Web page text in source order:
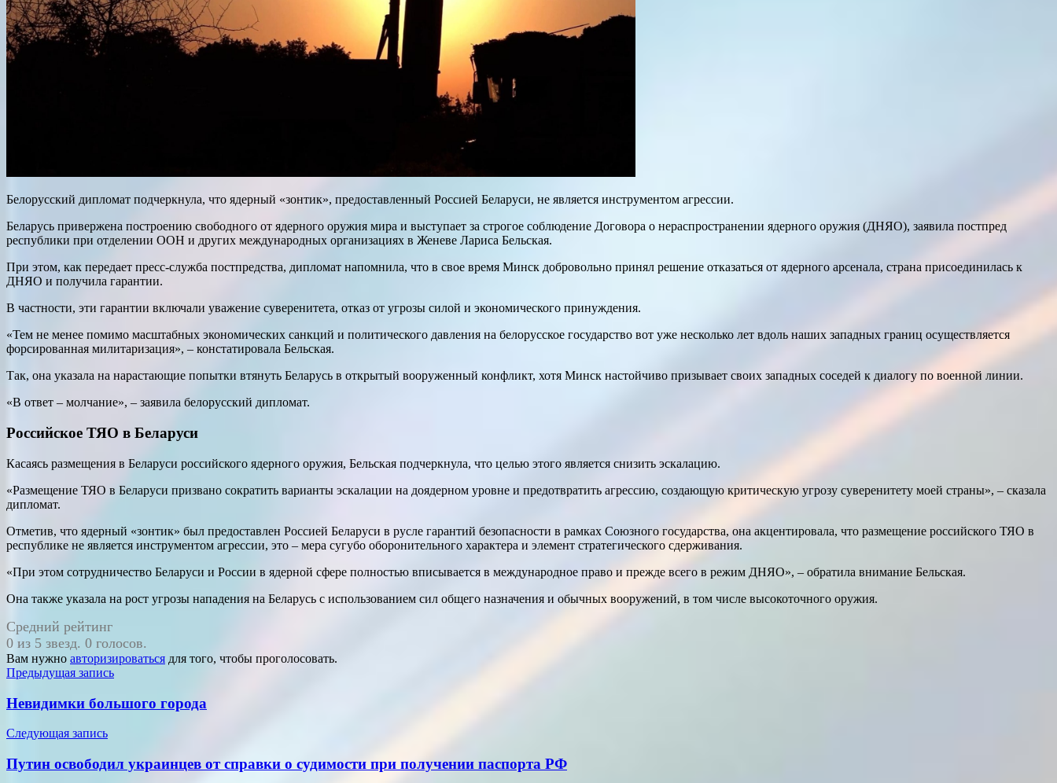
Белорусский дипломат подчеркнула, что ядерный «зонтик», предоставленный Россией Беларуси, не является инструментом агрессии.
Беларусь привержена построению свободного от ядерного оружия мира и выступает за строгое соблюдение Договора о нераспространении ядерного оружия (ДНЯО), заявила постпред
республики при отделении ООН и других международных организациях в Женеве Лариса Бельская.
При этом, как передает пресс-служба постпредства, дипломат напомнила, что в свое время Минск добровольно принял решение отказаться от ядерного арсенала, страна присоединилась к
ДНЯО и получила гарантии.
В частности, эти гарантии включали уважение суверенитета, отказ от угрозы силой и экономического принуждения.
«Тем не менее помимо масштабных экономических санкций и политического давления на белорусское государство вот уже несколько лет вдоль наших западных границ осуществляется
форсированная милитаризация», – констатировала Бельская.
Так, она указала на нарастающие попытки втянуть Беларусь в открытый вооруженный конфликт, хотя Минск настойчиво призывает своих западных соседей к диалогу по военной линии.
«В ответ – молчание», – заявила белорусский дипломат.
Российское ТЯО в Беларуси
Касаясь размещения в Беларуси российского ядерного оружия, Бельская подчеркнула, что целью этого является снизить эскалацию.
«Размещение ТЯО в Беларуси призвано сократить варианты эскалации на доядерном уровне и предотвратить агрессию, создающую критическую угрозу суверенитету моей страны», – сказала
дипломат.
Отметив, что ядерный «зонтик» был предоставлен Россией Беларуси в русле гарантий безопасности в рамках Союзного государства, она акцентировала, что размещение российского ТЯО в
республике не является инструментом агрессии, это – мера сугубо оборонительного характера и элемент стратегического сдерживания.
«При этом сотрудничество Беларуси и России в ядерной сфере полностью вписывается в международное право и прежде всего в режим ДНЯО», – обратила внимание Бельская.
Она также указала на рост угрозы нападения на Беларусь с использованием сил общего назначения и обычных вооружений, в том числе высокоточного оружия.
Средний рейтинг
0 из 5 звезд. 0 голосов.
Вам нужно авторизироваться для того, чтобы проголосовать.
Навигация
по
записям
Предыдущая запись
Невидимки большого города
Следующая запись
Путин освободил украинцев от справки о судимости при получении паспорта РФ